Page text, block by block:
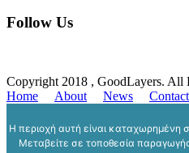
Follow Us
Copyright 2018 , GoodLayers. All
Home
About News Contact
Η περιοχή αυτή είναι καταχωρημένη
Μεταβείτε σε τοποθεσία